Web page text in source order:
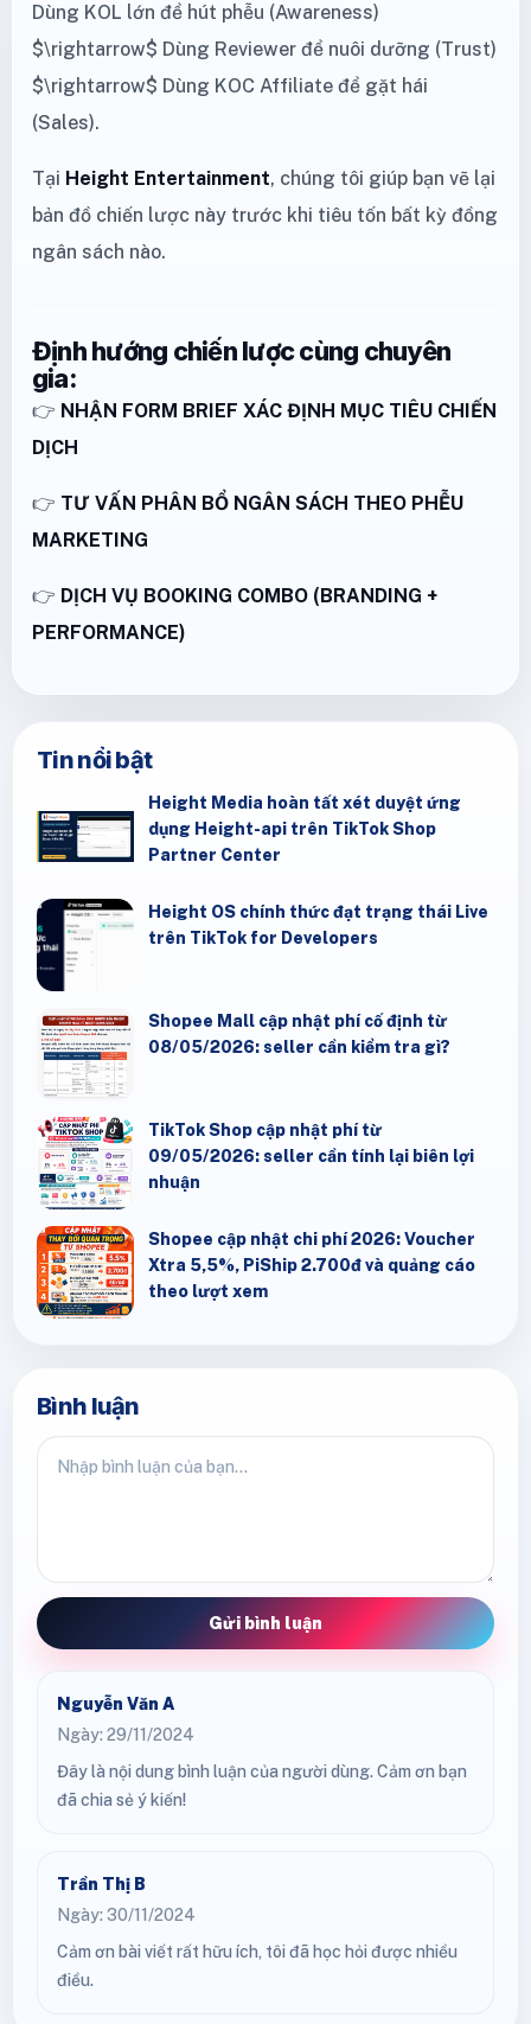
Dùng KOL lớn để hút phễu (Awareness)
$\rightarrow$ Dùng Reviewer để nuôi dưỡng (Trust)
$\rightarrow$ Dùng KOC Affiliate để gặt hái
(Sales).
Tại Height Entertainment, chúng tôi giúp bạn vẽ lại
bản đồ chiến lược này trước khi tiêu tốn bất kỳ đồng
ngân sách nào.
Định hướng chiến lược cùng chuyên
gia:
👉 NHẬN FORM BRIEF XÁC ĐỊNH MỤC TIÊU CHIẾN
DỊCH
👉 TƯ VẤN PHÂN BỔ NGÂN SÁCH THEO PHỄU
MARKETING
👉 DỊCH VỤ BOOKING COMBO (BRANDING +
PERFORMANCE)
Tin nổi bật
Height Media hoàn tất xét duyệt ứng
dụng Height-api trên TikTok Shop
Partner Center
Height OS chính thức đạt trạng thái Live
trên TikTok for Developers
Shopee Mall cập nhật phí cố định từ
08/05/2026: seller cần kiểm tra gì?
TikTok Shop cập nhật phí từ
09/05/2026: seller cần tính lại biên lợi
nhuận
Shopee cập nhật chi phí 2026: Voucher
Xtra 5,5%, PiShip 2.700đ và quảng cáo
theo lượt xem
Bình luận
Gửi bình luận
Nguyễn Văn A
Ngày: 29/11/2024
Đây là nội dung bình luận của người dùng. Cảm ơn bạn
đã chia sẻ ý kiến!
Trần Thị B
Ngày: 30/11/2024
Cảm ơn bài viết rất hữu ích, tôi đã học hỏi được nhiều
điều.